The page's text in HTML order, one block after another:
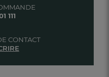
111
CONTACT